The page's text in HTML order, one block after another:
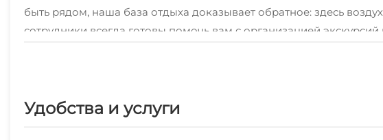
быть рядом, наша база отдыха доказывает обратное: здесь
сотрудники всегда готовы помочь вам с организацией
костра, где каждому найдется место. Камерная обстановка,
Удобства и услуги